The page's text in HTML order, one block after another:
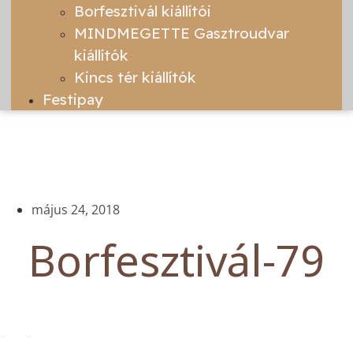
Borfesztivál kiállítói
MINDMEGETTE Gasztroudvar
kiállítók
Kincs tér kiállítók
Festipay
május 24, 2018
Borfesztivál-79